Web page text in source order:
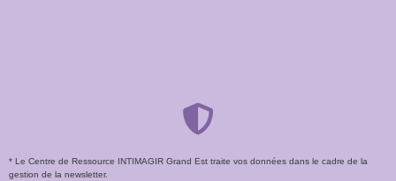
* Le Centre de Ressource INTIMAGIR Grand Est traite vos données dans le cadre de la
gestion de la newsletter.